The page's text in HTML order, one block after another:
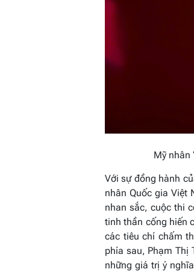
Mỹ nhân
Với sự đồng hành
nhân Quốc gia Việt
nhan sắc, cuộc thi
tinh thần cống hiến
các tiêu chí chấm
phía sau, Phạm Thị
những giá trị ý